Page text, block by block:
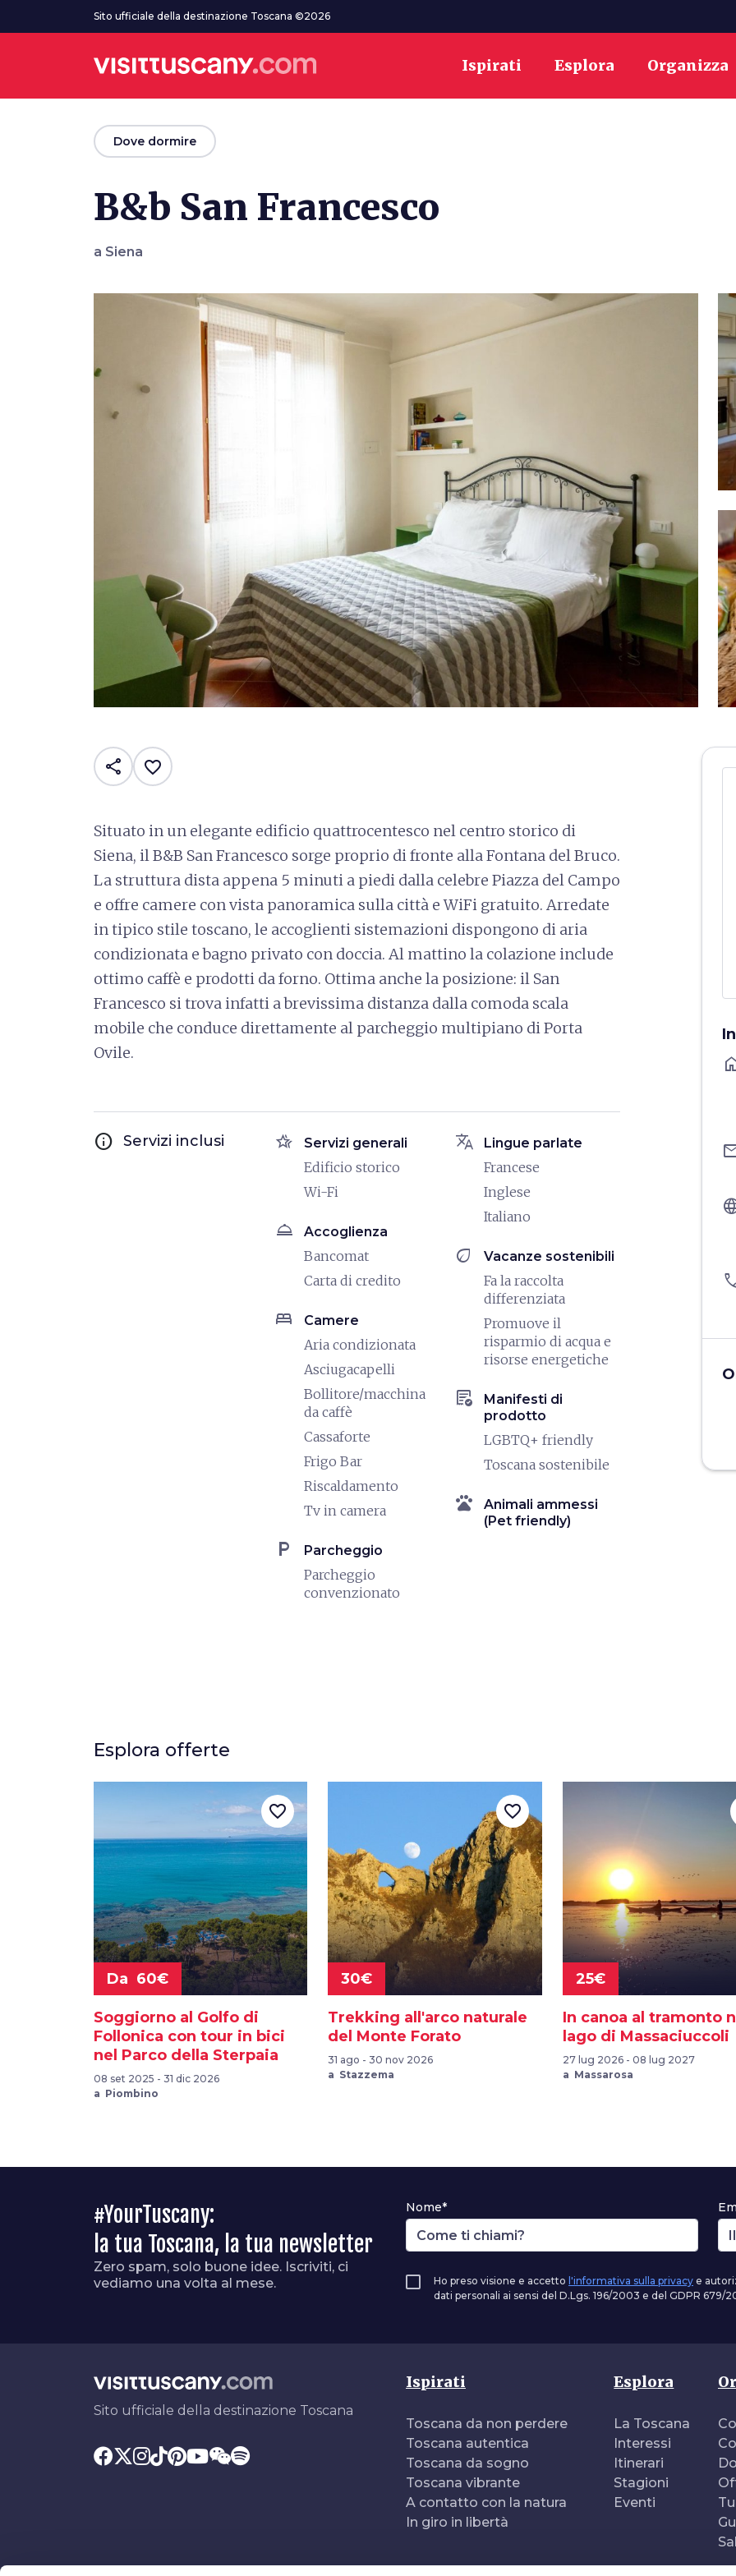
Vai al contenuto principaleSito ufficiale della destinazione Toscana ©2026
Ispirati Esplora Organizza
arrow_backDove dormire
B&b San Francesco
a Siena
share favorite_border
Situato in un elegante edificio quattrocentesco nel centro storico di
Siena, il B&B San Francesco sorge proprio di fronte alla Fontana del Bruco.
La struttura dista appena 5 minuti a piedi dalla celebre Piazza del Campo
e offre camere con vista panoramica sulla città e WiFi gratuito. Arredate
in tipico stile toscano, le accoglienti sistemazioni dispongono di aria
condizionata e bagno privato con doccia. Al mattino la colazione include
ottimo caffè e prodotti da forno. Ottima anche la posizione: il San
Francesco si trova infatti a brevissima distanza dalla comoda scala
mobile che conduce direttamente al parcheggio multipiano di Porta
Ovile.
info Servizi inclusi hotel_class Servizi generali
Edificio storico
Wi-Fi
room_service Accoglienza
Bancomat
Carta di credito
bed Camere
Aria condizionata
Asciugacapelli
Bollitore/macchina
da caffè
Cassaforte
Frigo Bar
Riscaldamento
Tv in camera
local_parking Parcheggio
Parcheggio
convenzionato
translate Lingue parlate
Francese
Inglese
Italiano
eco Vacanze sostenibili
Fa la raccolta
differenziata
Promuove il
risparmio di acqua e
risorse energetiche
order_approve
Manifesti di
prodotto
LGBTQ+ friendly
Toscana sostenibile
pets
Animali ammessi
(Pet friendly)
Esplora offerte
Da 60€
Soggiorno al Golfo di
Follonica con tour in bici
nel Parco della Sterpaia
08 set 2025 - 31 dic 2026
a Piombino
favorite_border
30€
Trekking all'arco naturale
del Monte Forato
31 ago - 30 nov 2026
a Stazzema
favorite_border
25€
In canoa al tramonto
lago di Massaciuccoli
27 lug 2026 - 08 lug 2027
a Massarosa
#YourTuscany:
la tua Toscana, la tua newsletter
Zero spam, solo buone idee. Iscriviti, ci
vediamo una volta al mese.
Nome*
Ho preso visione e accetto l'informativa sulla privacy e
dati personali ai sensi del D.Lgs. 196/2003 e del GDPR 679/
Sito ufficiale della destinazione Toscana
Ispirati
Toscana da non perdere
Toscana autentica
Toscana da sogno
Toscana vibrante
A contatto con la natura
In giro in libertà
Esplora
La Toscana
Interessi
Itinerari
Stagioni
Eventi